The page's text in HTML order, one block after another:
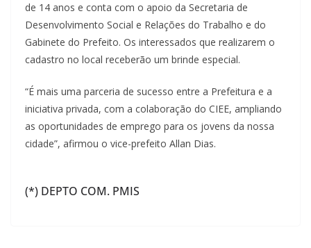
de 14 anos e conta com o apoio da Secretaria de
Desenvolvimento Social e Relações do Trabalho e do
Gabinete do Prefeito. Os interessados que realizarem o
cadastro no local receberão um brinde especial.
“É mais uma parceria de sucesso entre a Prefeitura e a
iniciativa privada, com a colaboração do CIEE, ampliando
as oportunidades de emprego para os jovens da nossa
cidade”, afirmou o vice-prefeito Allan Dias.
(*) DEPTO COM. PMIS